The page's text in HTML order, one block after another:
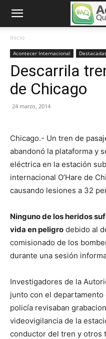
Inicio
Acontecer Internacional
Descarrila
de Chicago
24 marzo, 2014
Chicago.- Un tren de
abandonó la plataforma y
eléctrica en la estación
internacional O’Hare de
causando lesiones a 32
Ninguno de los heridos
vida en peligro debido al
comisionado de los
durante una sesión
Investigadores de la
junto con el
policía revisaban
videovigilancia de la
conductor del tren y otros